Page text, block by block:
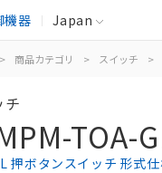
機器 Japan
> 商品カテゴリ > スイッチ >
TOA-
押ボタンスイッチ 形式